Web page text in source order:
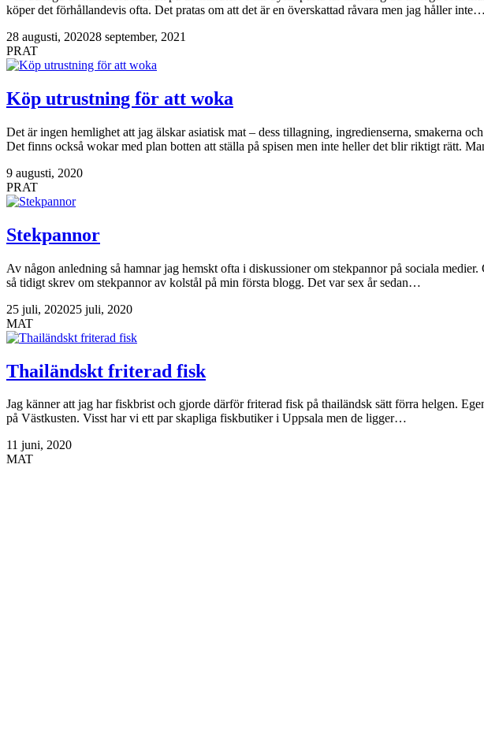
köper det förhållandevis ofta. Det pratas om att det är en överskattad råvara men jag håller inte…
28 augusti, 202028 september, 2021
PRAT
Köp utrustning för att woka
Det är ingen hemlighet att jag älskar asiatisk mat – dess tillagning, ingredienserna, smakerna
Det finns också wokar med plan botten att ställa på spisen men inte heller det blir riktigt rätt.
9 augusti, 2020
PRAT
Stekpannor
Av någon anledning så hamnar jag hemskt ofta i diskussioner om stekpannor på sociala
så tidigt skrev om stekpannor av kolstål på min första blogg. Det var sex år sedan…
25 juli, 202025 juli, 2020
MAT
Thailändskt friterad fisk
Jag känner att jag har fiskbrist och gjorde därför friterad fisk på thailändsk sätt förra helgen.
på Västkusten. Visst har vi ett par skapliga fiskbutiker i Uppsala men de ligger…
11 juni, 2020
MAT